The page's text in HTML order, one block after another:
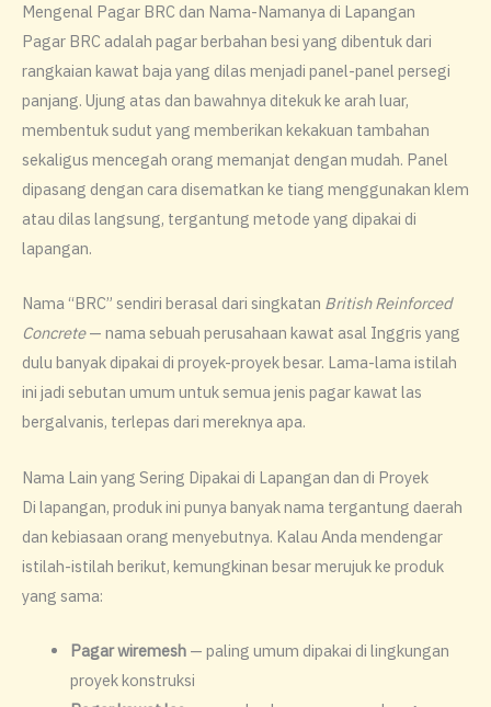
Mengenal Pagar BRC dan Nama-Namanya di Lapangan
Pagar BRC adalah pagar berbahan besi yang dibentuk dari
rangkaian kawat baja yang dilas menjadi panel-panel persegi
panjang. Ujung atas dan bawahnya ditekuk ke arah luar,
membentuk sudut yang memberikan kekakuan tambahan
sekaligus mencegah orang memanjat dengan mudah. Panel
dipasang dengan cara disematkan ke tiang menggunakan klem
atau dilas langsung, tergantung metode yang dipakai di
lapangan.
Nama “BRC” sendiri berasal dari singkatan British Reinforced
Concrete— nama sebuah perusahaan kawat asal Inggris yang
dulu banyak dipakai di proyek-proyek besar. Lama-lama istilah
ini jadi sebutan umum untuk semua jenis pagar kawat las
bergalvanis, terlepas dari mereknya apa.
Nama Lain yang Sering Dipakai di Lapangan dan di Proyek
Di lapangan, produk ini punya banyak nama tergantung daerah
dan kebiasaan orang menyebutnya. Kalau Anda mendengar
istilah-istilah berikut, kemungkinan besar merujuk ke produk
yang sama:
Pagar wiremesh— paling umum dipakai di lingkungan
proyek konstruksi